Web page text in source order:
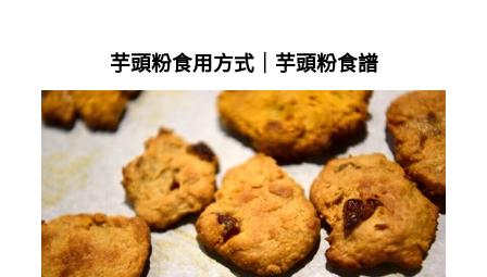
芋頭粉食用方式｜芋頭粉食譜